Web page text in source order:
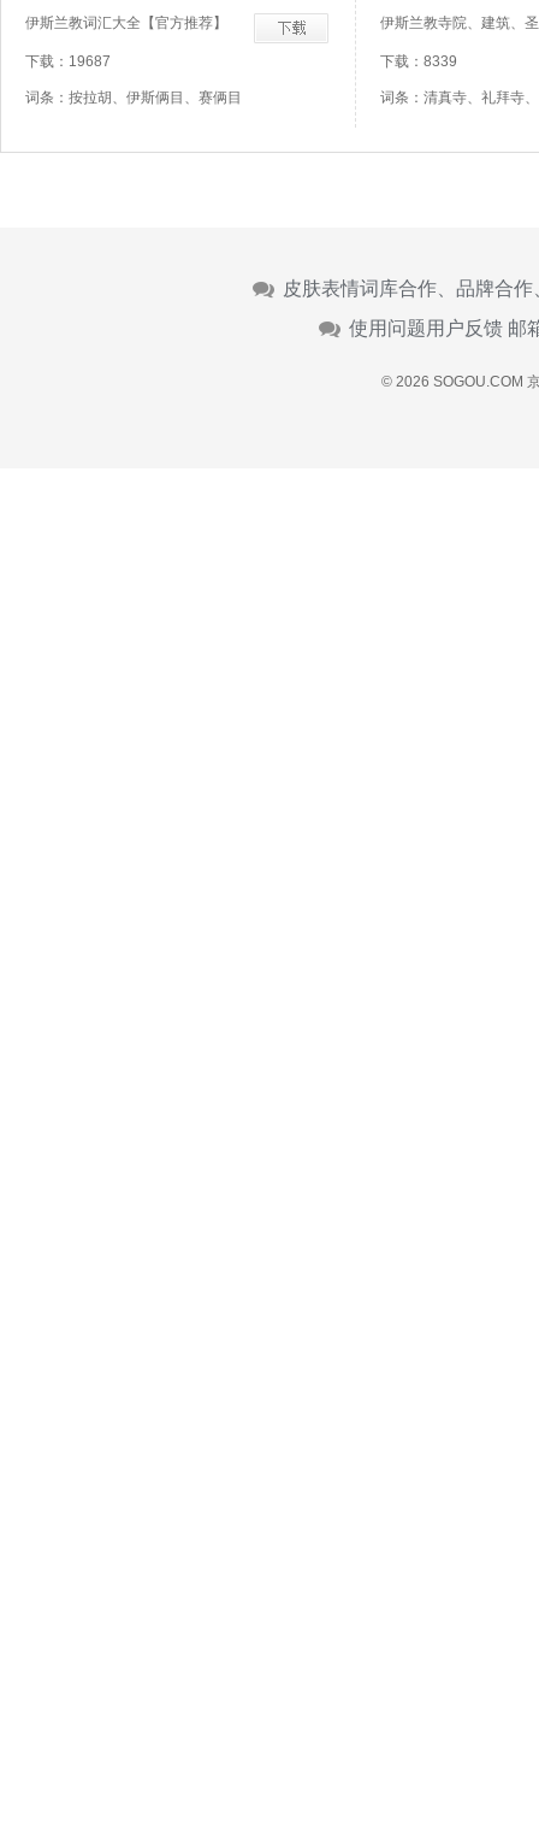
伊斯兰教词汇大全【官方推荐】
下载：19687
词条：按拉胡、伊斯俩目、赛俩目
伊斯兰教寺院、建筑、
下载：8339
词条：清真寺、礼拜寺
皮肤表情词库合作、品牌合
使用问题用户反馈 邮
© 2026 SOGOU.COM